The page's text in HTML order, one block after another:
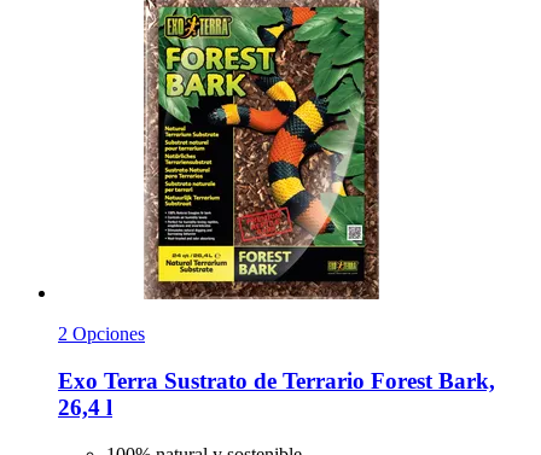
2 Opciones
Exo Terra Sustrato de Terrario Forest Bark,
26,4 l